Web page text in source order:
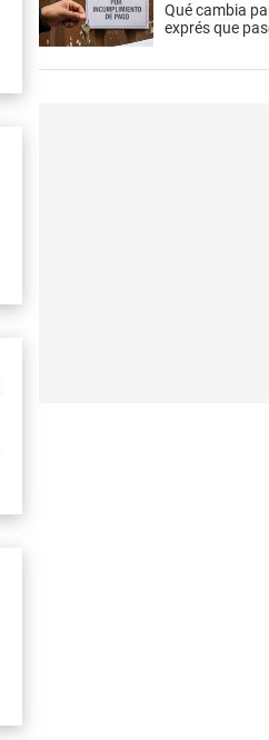
Qué cambia
exprés que